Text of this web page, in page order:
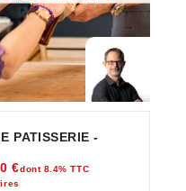
PATISSERIE -
€dont 8.4% TTC